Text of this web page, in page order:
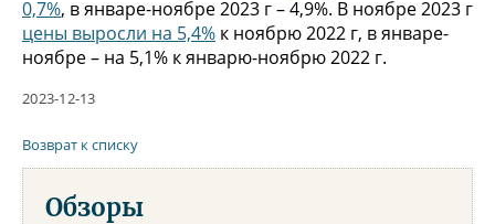
0,7%, в январе-ноябре 2023 г – 4,9%. В ноябре 2023 г
цены выросли на 5,4% к ноябрю 2022 г, в январе-
ноябре – на 5,1% к январю-ноябрю 2022 г.
2023-12-13
Возврат к списку
Обзоры